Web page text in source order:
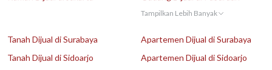
Tampilkan Lebih Banyak
Tanah Dijual di Surabaya
Tanah Dijual di Sidoarjo
Apartemen Dijual di Surabaya
Apartemen Dijual di Sidoarjo